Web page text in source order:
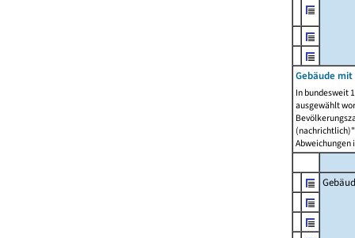
Gebäude
In bundesweit
ausgewählt
Abweichungen